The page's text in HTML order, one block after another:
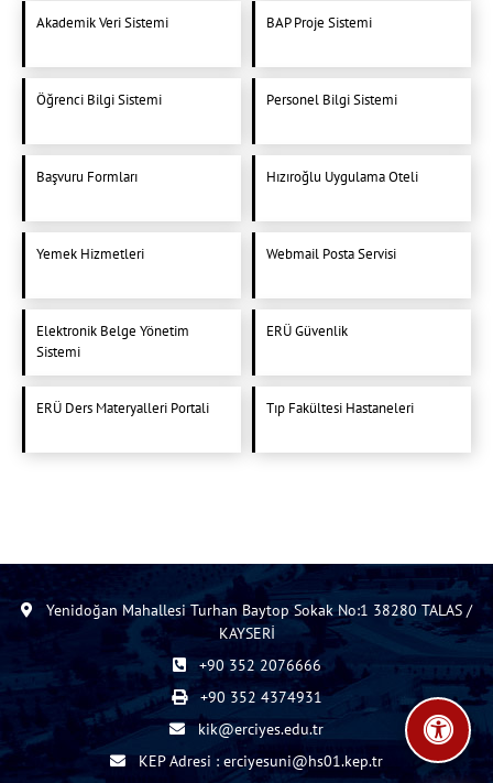
Akademik Veri Sistemi BAP Proje Sistemi
Öğrenci Bilgi Sistemi Personel Bilgi Sistemi
Başvuru Formları Hızıroğlu Uygulama Oteli
Yemek Hizmetleri Webmail Posta Servisi
Elektronik Belge Yönetim
Sistemi
ERÜ Güvenlik
ERÜ Ders Materyalleri Portali Tıp Fakültesi Hastaneleri
Yenidoğan Mahallesi Turhan Baytop Sokak No:1 38280 TALAS /
KAYSERİ
+90 352 2076666
+90 352 4374931
kik@erciyes.edu.tr
KEP Adresi : erciyesuni@hs01.kep.tr